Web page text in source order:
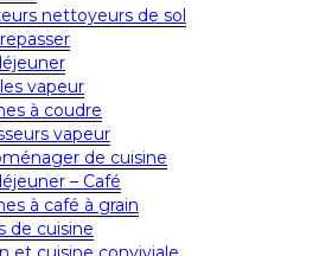
nettoyeurs de sol
vapeur
à coudre
vapeur
de cuisine
– Café
à café à grain
de cuisine